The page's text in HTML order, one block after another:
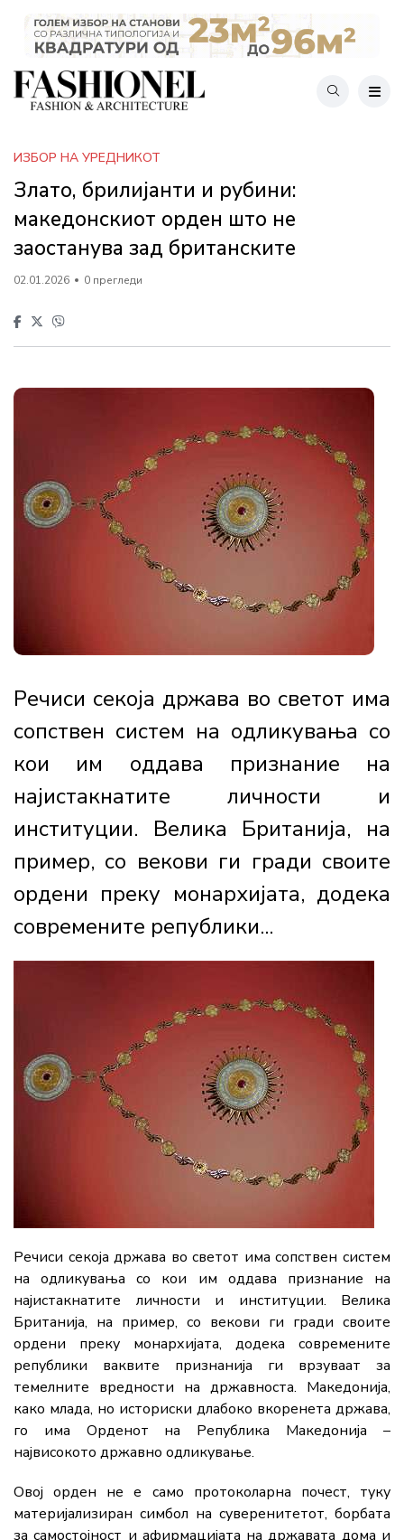
ИЗБОР НА УРЕДНИКОТ
Злато, брилијанти и рубини:
македонскиот орден што не
заостанува зад британските
02.01.2026 0 прегледи
Речиси секоја држава во светот има
сопствен систем на одликувања со
кои им оддава признание на
најистакнатите личности и
институции. Велика Британија, на
пример, со векови ги гради своите
ордени преку монархијата, додека
современите републики...
Речиси секоја држава во светот има сопствен систем
на одликувања со кои им оддава признание на
најистакнатите личности и институции. Велика
Британија, на пример, со векови ги гради своите
ордени преку монархијата, додека современите
републики ваквите признанија ги врзуваат за
темелните вредности на државноста. Македонија,
како млада, но историски длабоко вкоренета држава,
го има Орденот на Република Македонија –
највисокото државно одликување.
Овој орден не е само протоколарна почест, туку
материјализиран симбол на суверенитетот, борбата
за самостојност и афирмацијата на државата дома и